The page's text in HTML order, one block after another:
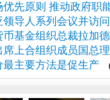
先原则 推动政府职
导人系列会议并访
基金组织总裁拉加德
上合组织成员国总
主要方法是促生产